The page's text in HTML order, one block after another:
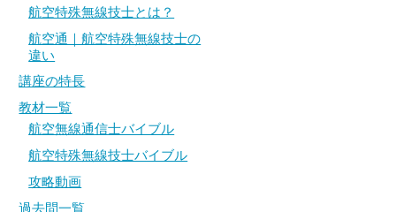
よくある質問/問合せ
合格者の声
よくある質問/問合せ
合格者の声
航空特殊無線技士とは？
航空通｜航空特殊無線技士の
違い
講座の特長
教材一覧
航空無線通信士バイブル
航空特殊無線技士バイブル
攻略動画
過去問一覧